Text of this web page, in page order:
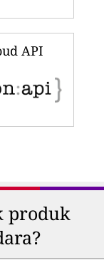
API
produk